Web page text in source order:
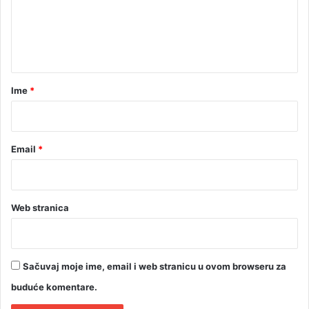
g
r
a
u
rIme *
Email *
Web stranica
Sačuvaj moje ime, email i web stranicu u ovom browseru za
buduće komentare.